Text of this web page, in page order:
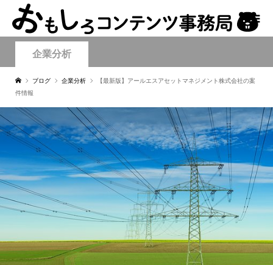
企業分析
ブログ 企業分析
【最新版】アールエスアセットマネジメント株式会社の案
件情報